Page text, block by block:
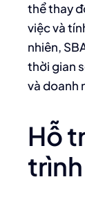
thể thay
việc và
nhiên,
thời gian
và doanh
Hỗ